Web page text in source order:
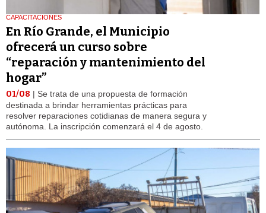
CAPACITACIONES
En Río Grande, el Municipio
ofrecerá un curso sobre
“reparación y mantenimiento del
hogar”
01/08 | Se trata de una propuesta de formación
destinada a brindar herramientas prácticas para
resolver reparaciones cotidianas de manera segura y
autónoma. La inscripción comenzará el 4 de agosto.